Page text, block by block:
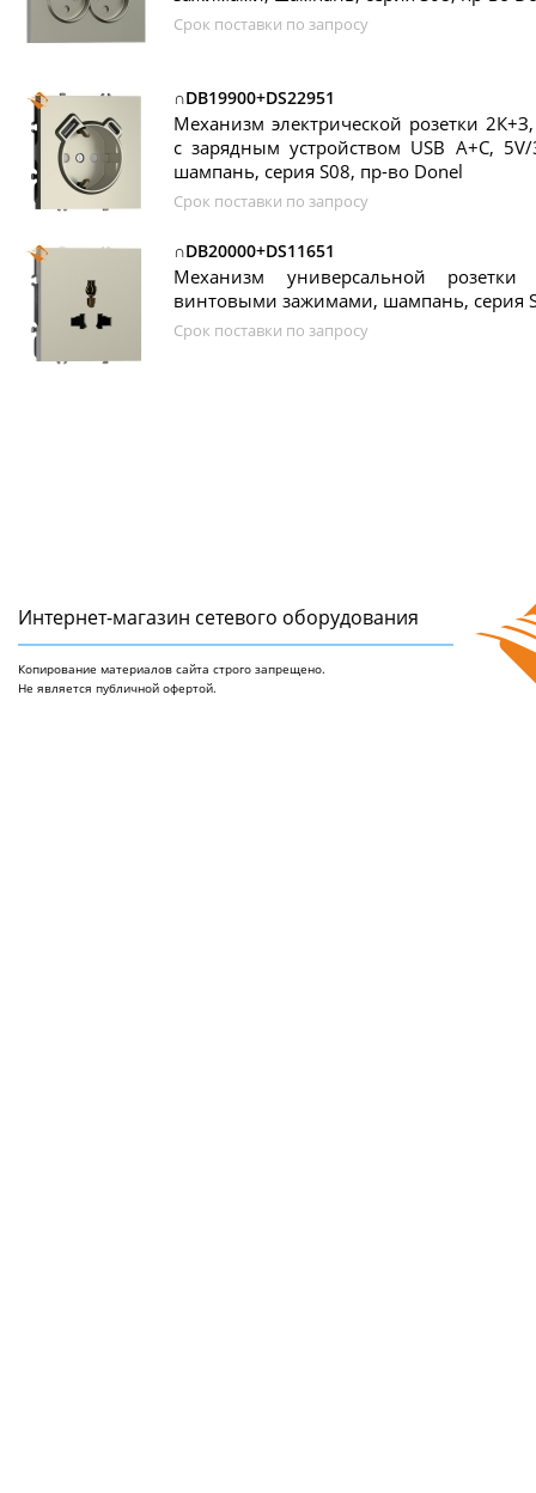
Срок поставки по запросу
∩DB19900+DS22951
Механизм электрической розетки
с зарядным устройством USB A+C,
шампань, серия S08, пр-во Donel
Срок поставки по запросу
∩DB20000+DS11651
Механизм универсальной розетки
винтовыми зажимами, шампань, серия
Срок поставки по запросу
Интернет-магазин сетeвого оборудования
Копирование материалов сайта строго запрещено.
Не является публичной офертой.